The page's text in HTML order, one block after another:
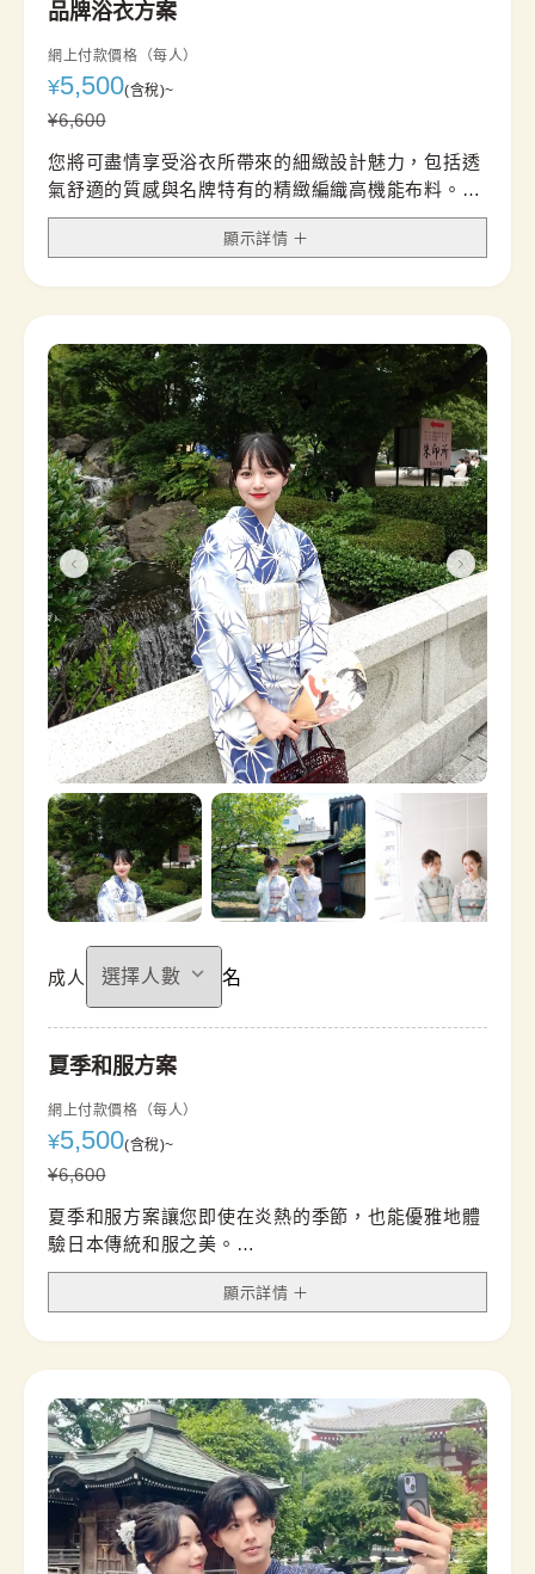
品牌浴衣方案
網上付款價格（每人）
¥5,500(含稅)~
¥6,600
您將可盡情享受浴衣所帶來的細緻設計魅力，包括透
氣舒適的質感與名牌特有的精緻編織高機能布料。
即使是在聚會等較為正式的場合，也能以亮眼又得體
的穿搭，展現您獨特的品味與風采。
顯示詳情
成人 名
夏季和服方案
網上付款價格（每人）
¥5,500(含稅)~
¥6,600
夏季和服方案讓您即使在炎熱的季節，也能優雅地體
驗日本傳統和服之美。
選用輕盈且透氣的高級素材製作，穿著舒適清爽，非
常適合夏季觀光與悠閒外出。
茶時光，都是兼具品味與舒適感的理想選擇。
*套裝內含半寬腰帶，名古屋腰帶的供應情況因店鋪
而異。
顯示詳情